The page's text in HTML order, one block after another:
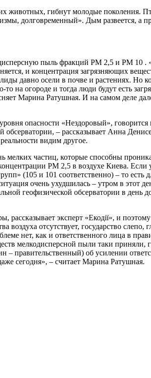
животных, гибнут молодые поколения.
долговременный». Дым развеется, а
пыль фракций PM 2,5 и PM 10 .
и концентрация загрязняющих
давно осели в почве и растениях. Но
на огороде и тогда люди будут есть
Марина Ратушная. И на самом деле
опасности «Нездоровый», говорится
– рассказывает Анна
видим другое.
частиц, которые способны
PM 2,5 в воздухе Киева. Если
(105 и 101 соответственно) – то есть
очень ухудшилась – утром в этот
геофизической обсерватории в день
эксперт «Екодії», и
воздуха отсутствует, государство слепо,
нет, как и ответственного лица в
мелкодисперсной пыли таки приняли,
– правительственный) об усилении
сегодня», – считает Марина Ратушная.